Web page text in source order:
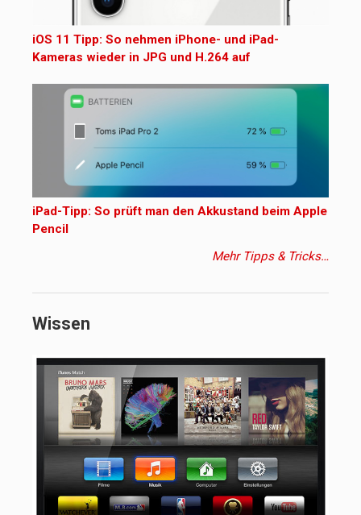
iOS 11 Tipp: So nehmen iPhone- und iPad-
Kameras wieder in JPG und H.264 auf
iPad-Tipp: So prüft man den Akkustand beim Apple
Pencil
Mehr Tipps & Tricks…
Wissen